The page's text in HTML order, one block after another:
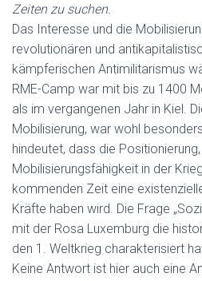
Zeiten zu suchen.
Das Interesse und die
revolutionären und
kämpferischen Antimilitarismus
RME-Camp war mit bis zu 1400
als im vergangenen Jahr in Kiel.
Mobilisierung, war wohl
hindeutet, dass die
Mobilisierungsfähigkeit in der
kommenden Zeit eine
Kräfte haben wird. Die Frage
mit der Rosa Luxemburg die
den 1. Weltkrieg charakterisiert
Keine Antwort ist hier auch eine